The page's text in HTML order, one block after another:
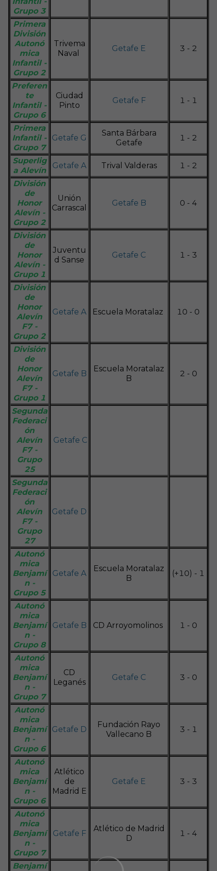
Grupo 3
Primera
División
Autonó
mica
Infantil -
Grupo 2
Trivema
Naval
Getafe E 3 - 2
Preferen
te
Infantil -
Grupo 6
Ciudad
Pinto
Getafe F 1 - 1
Primera
Infantil -
Grupo 7
Getafe G
Santa Bárbara
Getafe
1 - 2
Superlig
a Alevín
Getafe A Trival Valderas
1 - 2
División
de
Honor
Alevín -
Grupo 2
Unión
Carrascal
Getafe B 0 - 4
División
de
Honor
Alevín -
Grupo 1
Juventu
d Sanse
Getafe C 1 - 3
División
de
Honor
Alevín
F7 -
Grupo 2
Getafe A Escuela Moratalaz 10 - 0
División
de
Honor
Alevín
F7 -
Grupo 1
Getafe B
Escuela Moratalaz
B
2 - 0
Segunda
Federaci
ón
Alevín
F7 -
Grupo
25
Getafe C
Segunda
Federaci
ón
Alevín
F7 -
Grupo
27
Getafe D
Autonó
mica
Benjamí
n -
Grupo 5
Getafe A
Escuela Moratalaz
B
(+10) - 1
Autonó
mica
Benjamí
n -
Grupo 8
Getafe B CD Arroyomolinos 1 - 0
Autonó
mica
Benjamí
n -
Grupo 7
CD
Leganés
Getafe C 3 - 0
Autonó
mica
Benjamí
n -
Grupo 6
Getafe D
Fundación Rayo
Vallecano B
3 - 1
Autonó
mica
Benjamí
n -
Grupo 6
Atlético
de
Madrid E
Getafe E 3 - 3
Autonó
mica
Benjamí
n -
Grupo 7
Getafe F
Atlético de Madrid
D
1 - 4
Benjamí